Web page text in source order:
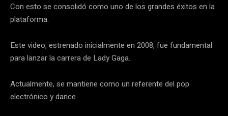
Con esto se consolidó como uno de los grandes éxitos en la
plataforma.
Este video, estrenado inicialmente en 2008, fue fundamental
para lanzar la carrera de Lady Gaga.
Actualmente, se mantiene como un referente del pop
electrónico y dance.